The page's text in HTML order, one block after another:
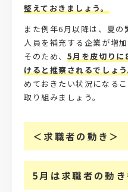
整えておきましょう。
また例年6月以降は、夏
人員を補充する企業が増加
そのため、 5月を皮切りに
けると推察されるでしょ
めておきたい状況になる
取り組みましょう。
＜求職者の動き＞
5月は求職者の動